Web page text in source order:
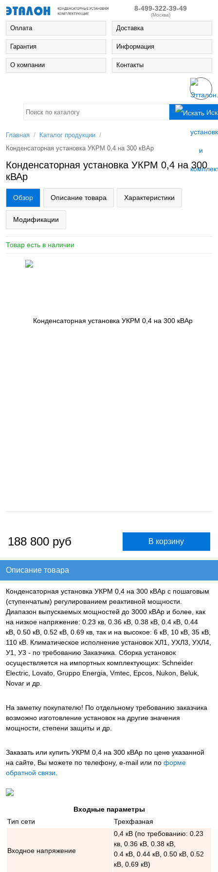
8-499-322-39-49
(Москва)
Оплата Доставка
Гарантия Информация
О компании Контакты
Главная / Каталог продукции /
Конденсаторная установка УКРМ 0,4 на 300 кВАр
Конденсаторная установка УКРМ 0,4 на 300
кВАр
Обзор Описание товара Характеристики
Модификации
Товар есть в наличии
188 800 руб
Описание товара
Конденсаторная установка УКРМ 0,4 на 300 кВАр с пошаговым
(ступенчатым) регулированием реактивной мощности.
Диапазон выпускаемых мощностей до 3000 кВАр и более, как
на низкое напряжение: 0.23 кв, 0.36 кВ, 0.38 кВ, 0.4 кВ, 0.44
кВ, 0.50 кВ, 0.52 кВ, 0.69 кв, так и на высокое: 6 кВ, 10 кВ, 35 кВ,
110 кВ. Климатическое исполнение установок ХЛ1, УХЛ3, УХЛ4,
У1, У3 - по требованию Заказчика. Сборка установок
осуществляется на импортных комплектующих: Schneider
Electric, Lovato, Gruppo Energia, Vmtec, Epcos, Nukon, Beluk,
Novar и др.
На заметку покупателю! По отдельному требованию заказчика
возможно изготовление установок на другие значения
мощности, степени защиты и др.
Заказать или купить УКРМ 0,4 на 300 кВАр по цене указанной
на сайте, Вы можете по телефону, e-mail или по форме
обратной связи.
Входные параметры
Тип сети
Трехфазная
Входное напряжение
0,4 кВ (по требованию: 0.23
кв, 0.36 кВ, 0.38 кВ,
0.4 кВ, 0.44 кВ, 0.50 кВ, 0.52
кВ, 0.69 кВ)